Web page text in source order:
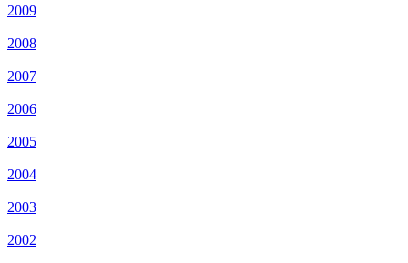
2009
2008
2007
2006
2005
2004
2003
2002